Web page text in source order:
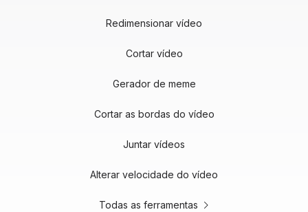
Redimensionar vídeo
Cortar vídeo
Gerador de meme
Cortar as bordas do vídeo
Juntar vídeos
Alterar velocidade do vídeo
Todas as ferramentas